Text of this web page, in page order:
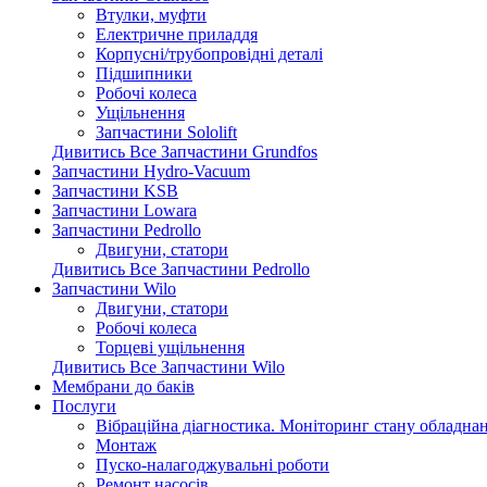
Втулки, муфти
Електричне приладдя
Корпусні/трубопровідні деталі
Підшипники
Робочі колеса
Ущільнення
Запчастини Sololift
Дивитись Все Запчастини Grundfos
Запчастини Hydro-Vacuum
Запчастини KSB
Запчастини Lowara
Запчастини Pedrollo
Двигуни, статори
Дивитись Все Запчастини Pedrollo
Запчастини Wilo
Двигуни, статори
Робочі колеса
Торцеві ущільнення
Дивитись Все Запчастини Wilo
Мембрани до баків
Послуги
Вібраційна діагностика. Моніторинг стану
Монтаж
Пуско-налагоджувальні роботи